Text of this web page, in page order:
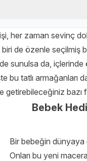
her zaman sevinç
de özenle seçilmiş
sunulsa da, içlerinde
bu tatlı armağanları
getirebileceğiniz bazı
Bebek
Bir bebeğin dünyaya
Onları bu yeni